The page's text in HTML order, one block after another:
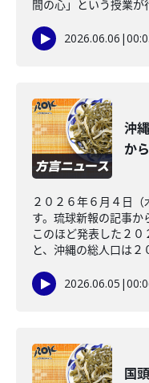
間の心」という授業が
2026.06.06 |
沖
か
２０２６年６月４日
す。琉球新報の記事
このほど発表した２
と、沖縄の総人口は２
2026.06.05 |
国